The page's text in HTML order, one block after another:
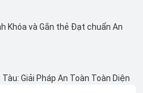
Khóa và Gắn thẻ Đạt chuẩn An
Giải Pháp An Toàn Toàn Diện